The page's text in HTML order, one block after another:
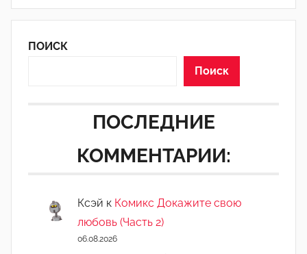
ПОИСК
Поиск
ПОСЛЕДНИЕ
КОММЕНТАРИИ:
Ксэй к Комикс Докажите свою
любовь (Часть 2)
06.08.2026